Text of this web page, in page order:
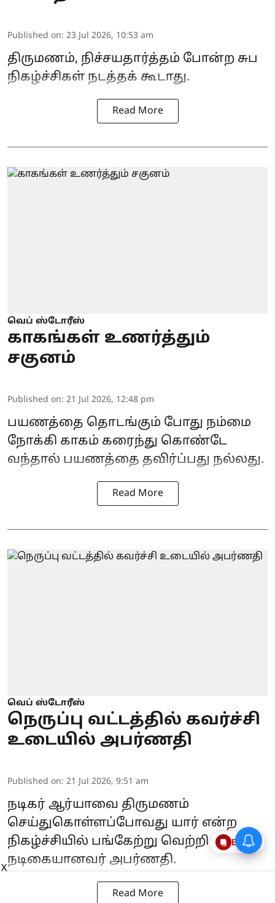
Published on: 23 Jul 2026, 10:53 am
திருமணம், நிச்சயதார்த்தம் போன்ற சுப
நிகழ்ச்சிகள் நடத்தக் கூடாது.
Read More
வெப் ஸ்டோரீஸ்
காகங்கள் உணர்த்தும்
சகுனம்
Published on: 21 Jul 2026, 12:48 pm
பயணத்தை தொடங்கும் போது நம்மை
நோக்கி காகம் கரைந்து கொண்டே
வந்தால் பயணத்தை தவிர்ப்பது நல்லது.
Read More
வெப் ஸ்டோரீஸ்
நெருப்பு வட்டத்தில் கவர்ச்சி
உடையில் அபர்ணதி
Published on: 21 Jul 2026, 9:51 am
நடிகர் ஆர்யாவை திருமணம்
செய்துகொள்ளப்போவது யார் என்ற
நிகழ்ச்சியில் பங்கேற்று வெற்றி பெற்று
நடிகையானவர் அபர்ணதி.
Read More
Epaper
X